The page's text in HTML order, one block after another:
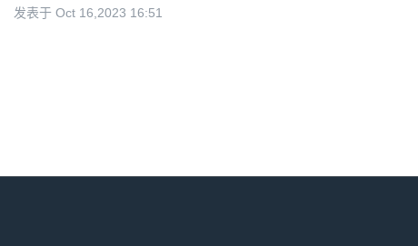
发表于 Oct 16,2023 16:51